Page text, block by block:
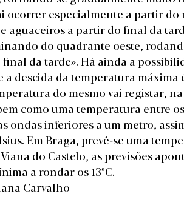
ocorrer especialmente a partir
aguaceiros a partir do final da
do quadrante oeste,
da tarde». Há ainda a
a descida da temperatura
do mesmo vai registar,
como uma temperatura entre os
ondas inferiores a um metro,
Em Braga, prevê-se uma
Viana do Castelo, as previsões
a rondar os 13ºC.
Carvalho